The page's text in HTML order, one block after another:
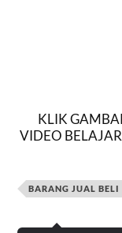
KLIK
VIDEO
BARANG JUAL BELI